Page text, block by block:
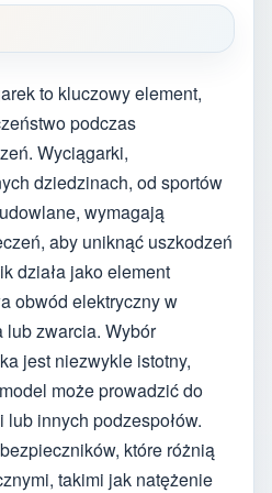
to kluczowy element,
podczas
Wyciągarki,
dziedzinach, od sportów
wymagają
aby uniknąć uszkodzeń
działa jako element
obwód elektryczny w
zwarcia. Wybór
jest niezwykle istotny,
może prowadzić do
innych podzespołów.
które różnią
takimi jak natężenie